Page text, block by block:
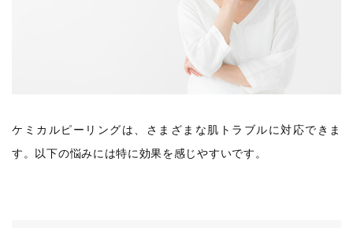
ケミカルピーリングは、さまざまな肌トラブルに対応できま
す。以下の悩みには特に効果を感じやすいです。